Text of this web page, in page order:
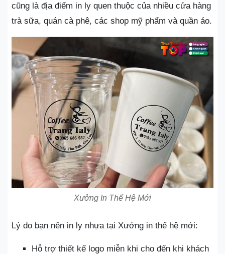
cũng là địa điểm in ly quen thuộc của nhiều cửa hàng
trà sữa, quán cà phê, các shop mỹ phẩm và quần áo.
Xưởng In Thế Hệ Mới
Lý do bạn nên in ly nhựa tại Xưởng in thế hệ mới:
Hỗ trợ thiết kế logo miễn khi cho đến khi khách